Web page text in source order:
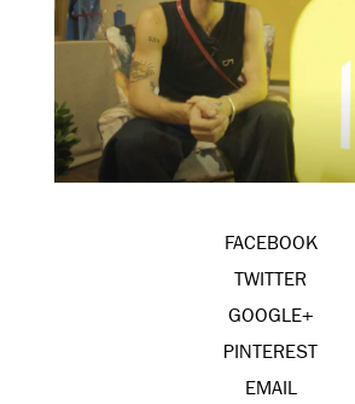
FACEBOOK
TWITTER
GOOGLE+
PINTEREST
EMAIL